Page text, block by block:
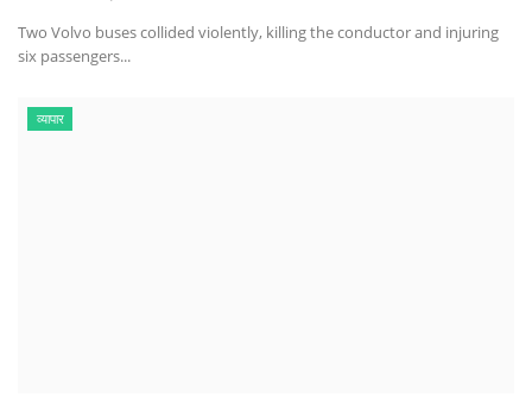
Two Volvo buses collided violently, killing the conductor and injuring
six passengers...
व्यापार